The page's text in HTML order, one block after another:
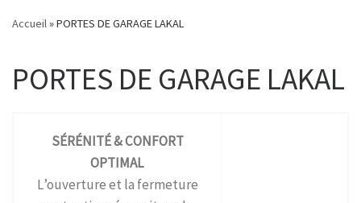
Accueil»PORTES DE GARAGE LAKAL
PORTES DE GARAGE LAKAL
SÉRÉNITÉ & CONFORT
OPTIMAL
L’ouverture et la fermeture